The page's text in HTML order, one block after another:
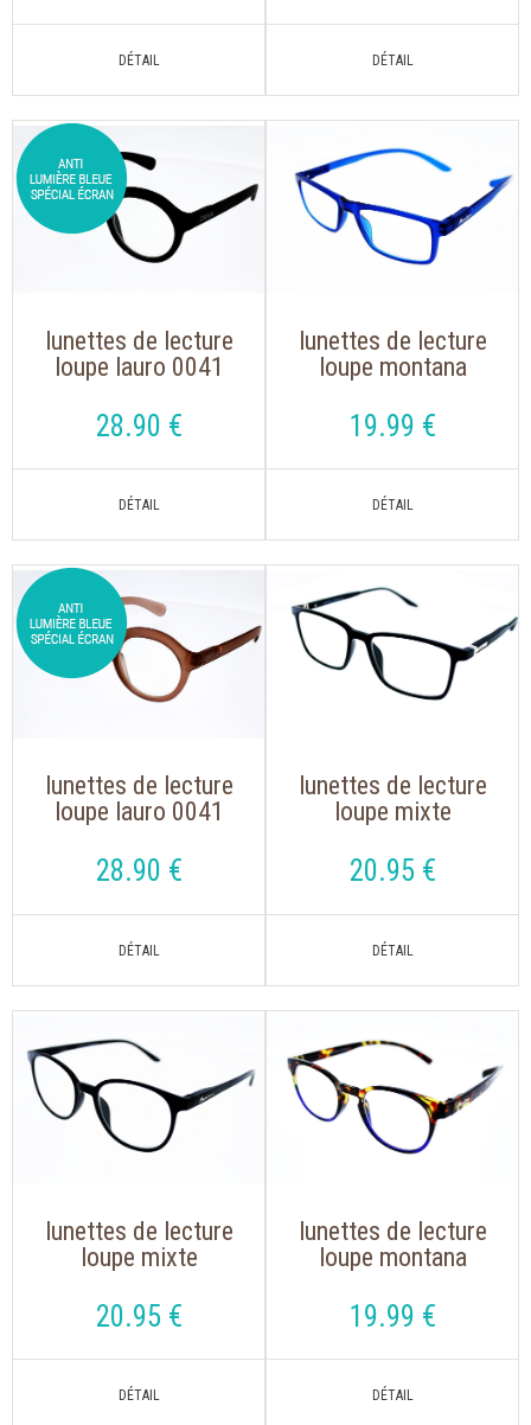
lunettes de lecture
loupe lauro 0041
28.90 €
lunettes de lecture
loupe montana
autour du cou
19.99 €
lunettes de lecture
loupe lauro 0041
ronde
28.90 €
lunettes de lecture
loupe mixte
avec clip solaire
aimanté polarisé
20.95 €
lunettes de lecture
loupe mixte
avec clip solaire
aimanté polarisé
20.95 €
lunettes de lecture
loupe montana
autour du cou
19.99 €